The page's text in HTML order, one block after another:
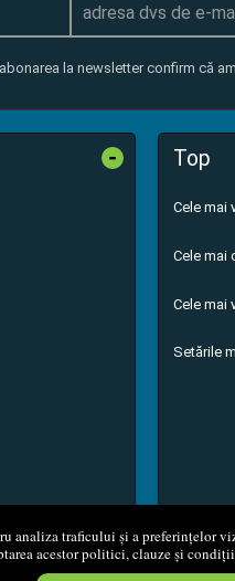
analiza traficului și a preferințelor
acestor politici, clauze și
la newsletter confirm că
- Top
Cele mai
Cele mai
Cele mai
Setările
Net Distribution S.R.L.